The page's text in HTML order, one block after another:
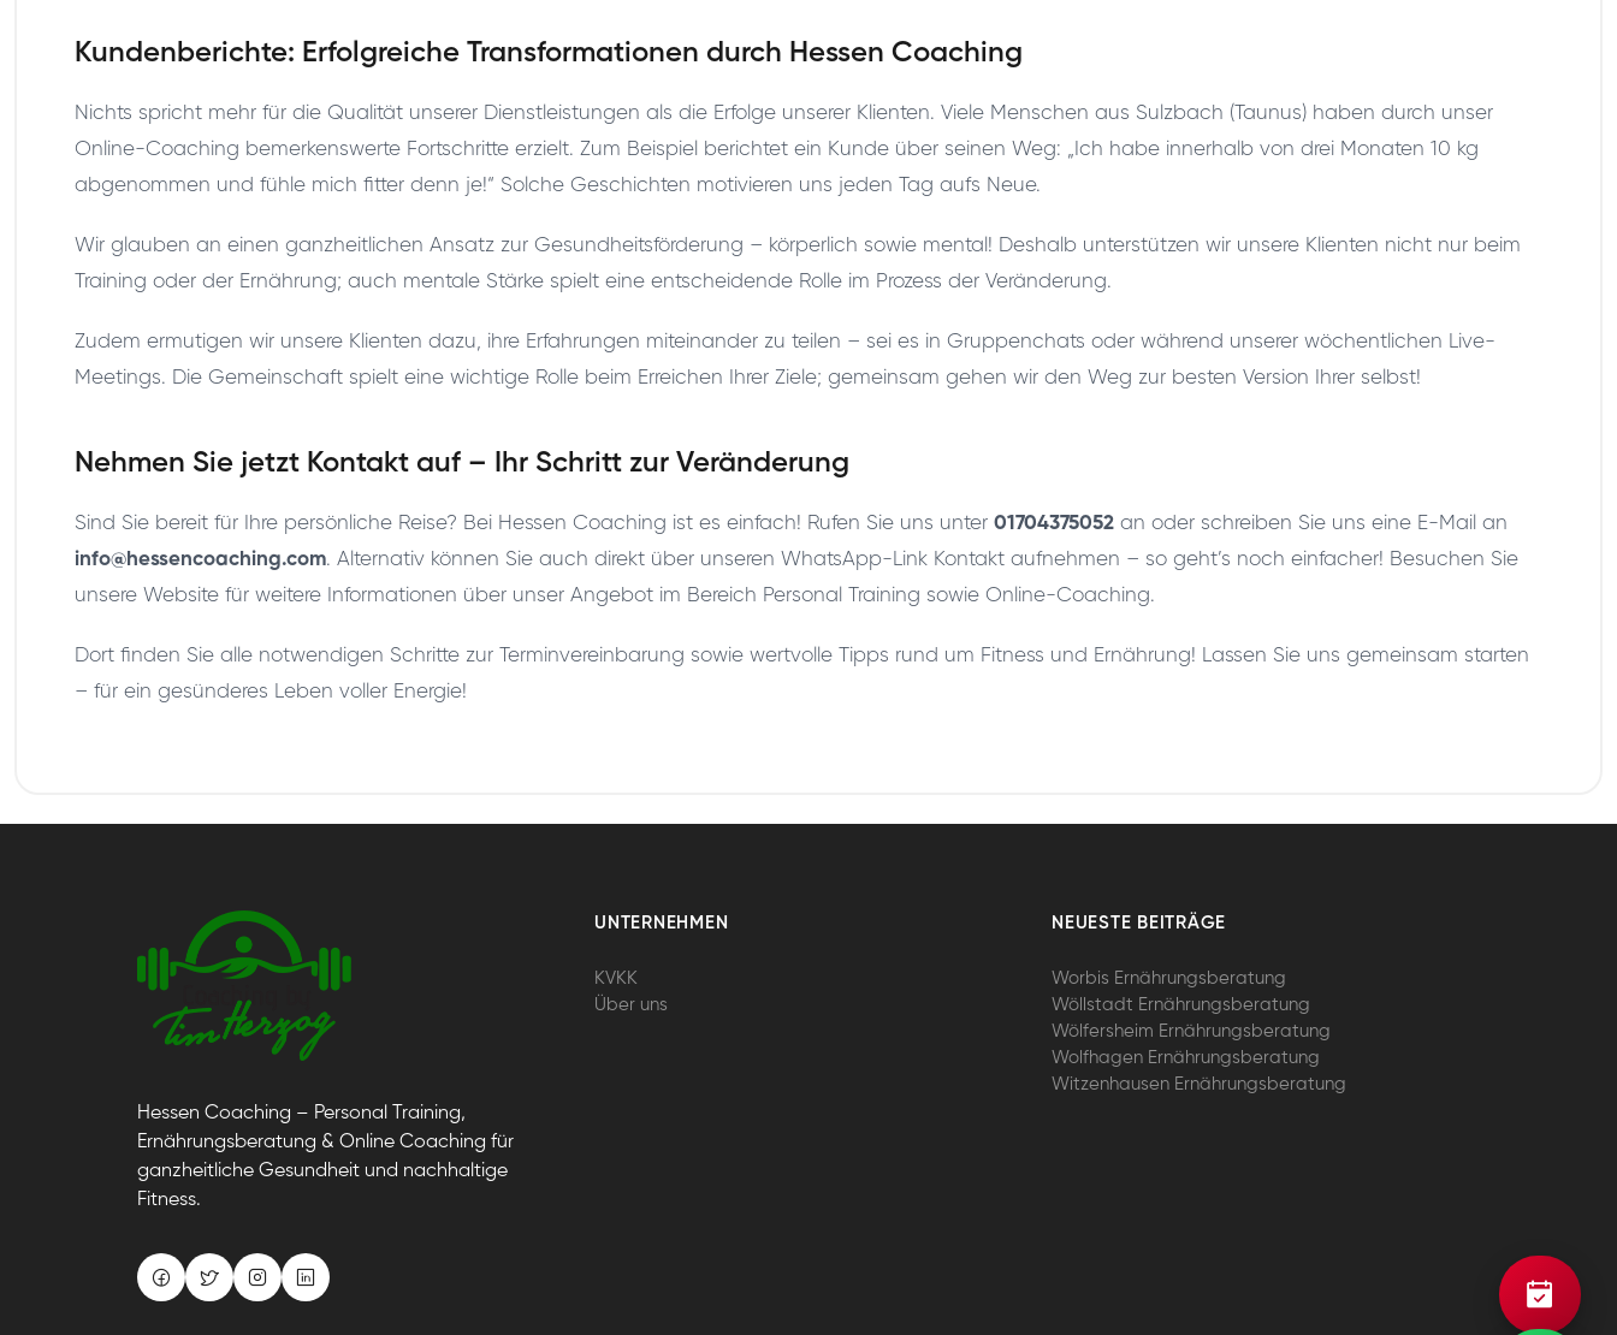
Kundenberichte: Erfolgreiche Transformationen durch Hessen Coaching
Nichts spricht mehr für die Qualität unserer Dienstleistungen als die Erfolge unserer Klienten. Viele Menschen aus Sulzbach (Taunus) haben durch unser
Online-Coaching bemerkenswerte Fortschritte erzielt. Zum Beispiel berichtet ein Kunde über seinen Weg: „Ich habe innerhalb von drei Monaten 10 kg
abgenommen und fühle mich fitter denn je!“ Solche Geschichten motivieren uns jeden Tag aufs Neue.
Wir glauben an einen ganzheitlichen Ansatz zur Gesundheitsförderung – körperlich sowie mental! Deshalb unterstützen wir unsere Klienten nicht nur beim
Training oder der Ernährung; auch mentale Stärke spielt eine entscheidende Rolle im Prozess der Veränderung.
Zudem ermutigen wir unsere Klienten dazu, ihre Erfahrungen miteinander zu teilen – sei es in Gruppenchats oder während unserer wöchentlichen Live-
Meetings. Die Gemeinschaft spielt eine wichtige Rolle beim Erreichen Ihrer Ziele; gemeinsam gehen wir den Weg zur besten Version Ihrer selbst!
Nehmen Sie jetzt Kontakt auf – Ihr Schritt zur Veränderung
Sind Sie bereit für Ihre persönliche Reise? Bei Hessen Coaching ist es einfach! Rufen Sie uns unter 01704375052 an oder schreiben Sie uns eine E-Mail an
info@hessencoaching.com. Alternativ können Sie auch direkt über unseren WhatsApp-Link Kontakt aufnehmen – so geht’s noch einfacher! Besuchen Sie
unsere Website für weitere Informationen über unser Angebot im Bereich Personal Training sowie Online-Coaching.
Dort finden Sie alle notwendigen Schritte zur Terminvereinbarung sowie wertvolle Tipps rund um Fitness und Ernährung! Lassen Sie uns gemeinsam starten
– für ein gesünderes Leben voller Energie!
Hessen Coaching – Personal Training,
Ernährungsberatung & Online Coaching für
ganzheitliche Gesundheit und nachhaltige
Fitness.
UNTERNEHMEN
KVKK
Über uns
NEUESTE BEITRÄGE
Worbis Ernährungsberatung
Wöllstadt Ernährungsberatung
Wölfersheim Ernährungsberatung
Wolfhagen Ernährungsberatung
Witzenhausen Ernährungsberatung